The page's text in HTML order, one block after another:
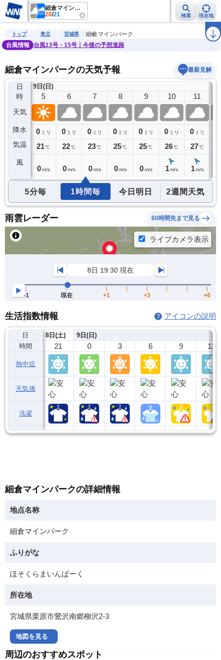
細倉マインパーク
28/21 検索 現在地
雨雲レーダー 台風情報 地震情報 警報・注意報 ラ
トップ 東北 宮城県
細倉マインパーク
台風情報
台風13号・15号｜今後の予想進路
細倉マインパークの天気予報 最新見解
日
時
天気
降水
気温
風
9日(日)
4
0ミリ
21℃
5
0 ミリ
21℃
0 m/s
6
0 ミリ
22℃
0 m/s
7
0 ミリ
23℃
0 m/s
8
0 ミリ
25℃
0 m/s
9
0 ミリ
25℃
0 m/s
10
0 ミリ
26℃
1 m/s
11
0 ミリ
27℃
1 m/s
5分毎 1時間毎 今日明日 2週間天気
雨雲レーダー 60時間先まで見る
生活指数情報 アイコンの説明
日
時間
熱中症
天気痛
洗濯
8日(土)
21
9日(日)
0 3 6 9 12
細倉マインパークの詳細情報
地点名称
細倉マインパーク
ふりがな
ほそくらまいんぱーく
所在地
宮城県栗原市鶯沢南郷柳沢2-3
地図を見る
周辺のおすすめスポット